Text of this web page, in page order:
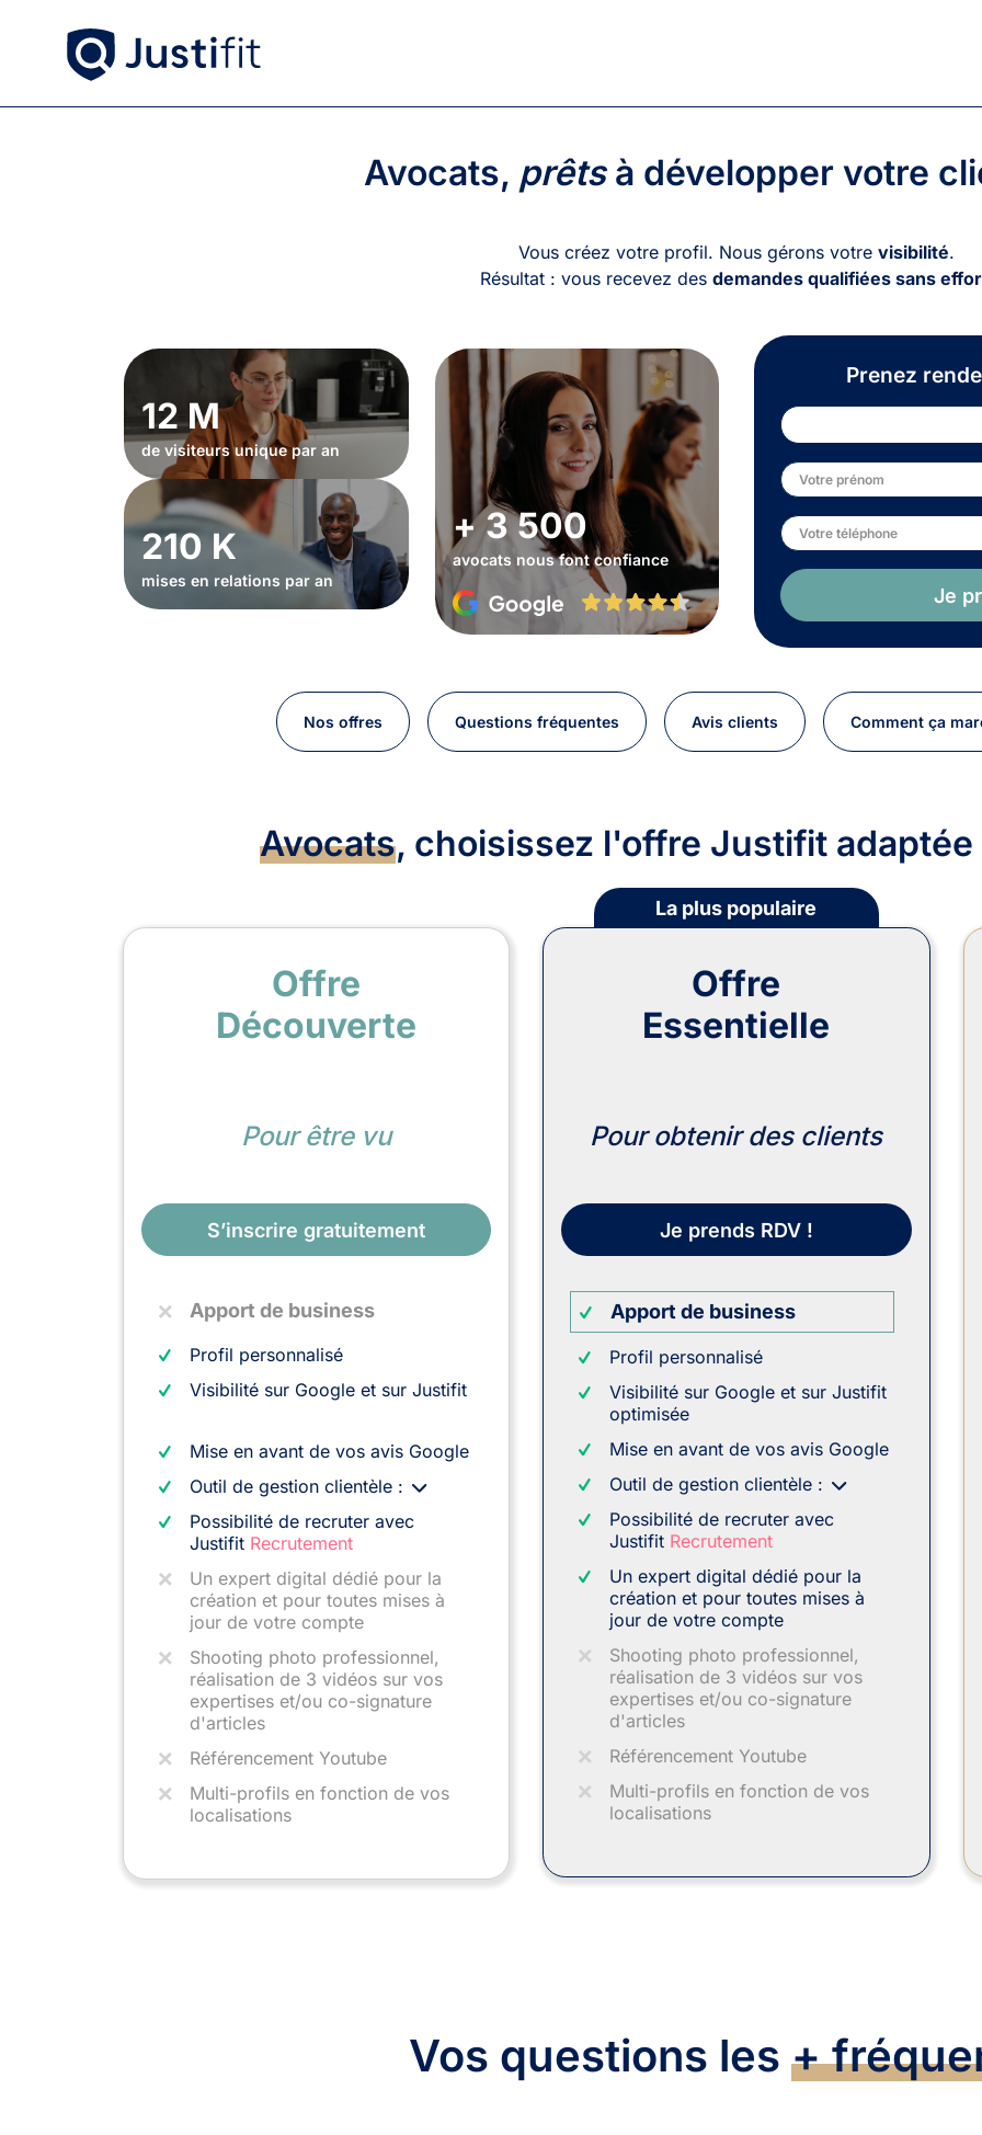
Avocats, prêtsà développer votre
Vous créez votre profil. Nous gérons votre visibilité.
Résultat : vous recevez des demandes qualifiées sans
12 M
de visiteurs unique par an
210 K
mises en relations par an
+ 3 500
avocats nous font confiance
Prenez
Je
Nos offres Questions fréquentes Avis clients Comment ça
Avocats, choisissez l'offre Justifit adaptée
Offre
Découverte
Pour être vu
S’inscrire gratuitement
Apport de business
Profil personnalisé
Visibilité sur Google et sur Justifit
Mise en avant de vos avis Google
Outil de gestion clientèle :
Possibilité de recruter avec
Justifit Recrutement
Un expert digital dédié pour la
création et pour toutes mises à
jour de votre compte
Shooting photo professionnel,
réalisation de 3 vidéos sur vos
expertises et/ou co-signature
d'articles
Référencement Youtube
Multi-profils en fonction de vos
localisations
La plus populaire
Offre
Essentielle
Pour obtenir des clients
Je prends RDV !
Apport de business
Profil personnalisé
Visibilité sur Google et sur Justifit
optimisée
Mise en avant de vos avis Google
Outil de gestion clientèle :
Possibilité de recruter avec
Justifit Recrutement
Un expert digital dédié pour la
création et pour toutes mises à
jour de votre compte
Shooting photo professionnel,
réalisation de 3 vidéos sur vos
expertises et/ou co-signature
d'articles
Référencement Youtube
Multi-profils en fonction de vos
localisations
Vos questions les +